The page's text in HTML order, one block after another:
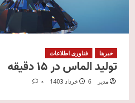
خبرها فناوری اطلاعات
تولید الماس در 15 دقیقه
مدیر 6 خرداد 1403 0